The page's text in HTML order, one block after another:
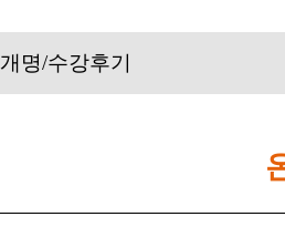
개명/수강후기